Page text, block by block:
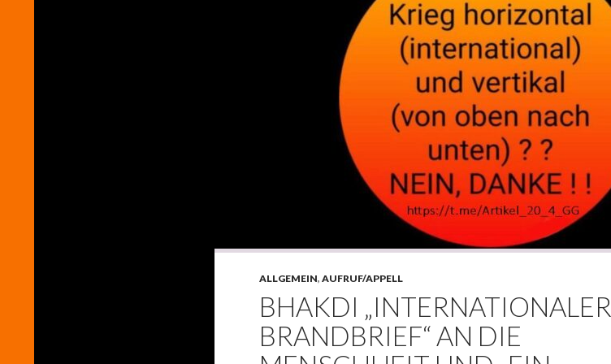
ALLGEMEIN, AUFRUF/APPELL
BHAKDI „INTERNATIONALER
BRANDBRIEF“ AN DIE